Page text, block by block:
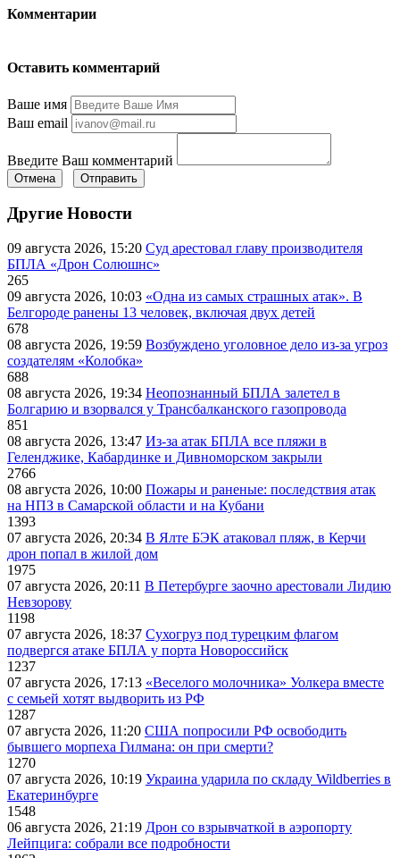
Комментарии
Оставить комментарий
Ваше имя
Ваш email
Введите Ваш комментарий
Отмена Отправить
Другие Новости
09 августа 2026, 15:20 Суд арестовал главу производителя
БПЛА «Дрон Солюшнс»
265
09 августа 2026, 10:03 «Одна из самых страшных атак». В
Белгороде ранены 13 человек, включая двух детей
678
08 августа 2026, 19:59 Возбуждено уголовное дело из-за угроз
создателям «Колобка»
688
08 августа 2026, 19:34 Неопознанный БПЛА залетел в
Болгарию и взорвался у Трансбалканского газопровода
851
08 августа 2026, 13:47 Из-за атак БПЛА все пляжи в
Геленджике, Кабардинке и Дивноморском закрыли
2766
08 августа 2026, 10:00 Пожары и раненые: последствия атак
на НПЗ в Самарской области и на Кубани
1393
07 августа 2026, 20:34 В Ялте БЭК атаковал пляж, в Керчи
дрон попал в жилой дом
1975
07 августа 2026, 20:11 В Петербурге заочно арестовали Лидию
Невзорову
1198
07 августа 2026, 18:37 Сухогруз под турецким флагом
подвергся атаке БПЛА у порта Новороссийск
1237
07 августа 2026, 17:13 «Веселого молочника» Уолкера вместе
с семьей хотят выдворить из РФ
1287
07 августа 2026, 11:20 США попросили РФ освободить
бывшего морпеха Гилмана: он при смерти?
1270
07 августа 2026, 10:19 Украина ударила по складу Wildberries в
Екатеринбурге
1548
06 августа 2026, 21:19 Дрон со взрывчаткой в аэропорту
Лейпцига: собрали все подробности